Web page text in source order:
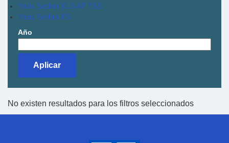
Yaris Sedan XLS AT TSS
Yaris Sedan XS
Año
No existen resultados para los filtros seleccionados